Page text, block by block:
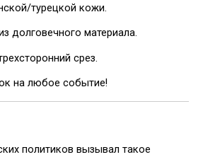
турецкой кожи.
долговечного материала.
срез.
на любое событие!
политиков вызывал такое